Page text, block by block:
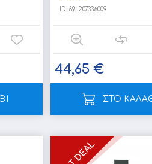
ID:69-207336009
44,65 €
ΣΤΟ